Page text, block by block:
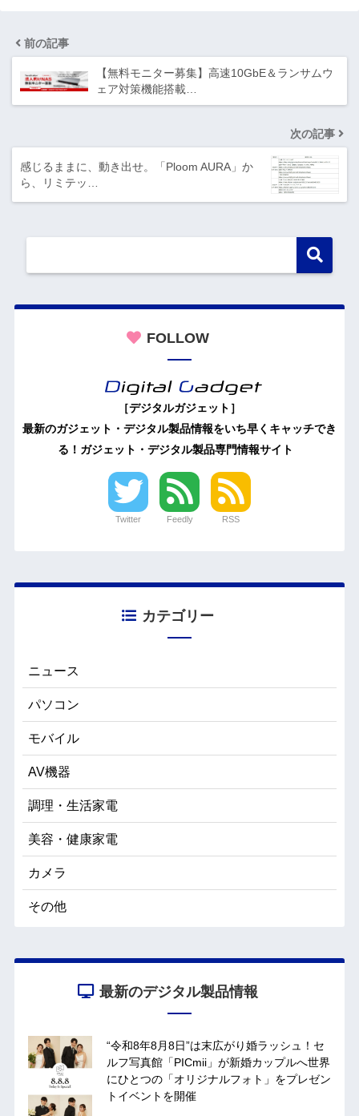
前の記事
【無料モニター募集】高速10GbE＆ランサムウ
ェア対策機能搭載…
次の記事
感じるままに、動き出せ。「Ploom AURA」か
ら、リミテッ…
FOLLOW
［デジタルガジェット］
最新のガジェット・デジタル製品情報をいち早くキャッチでき
る！ガジェット・デジタル製品専門情報サイト
Twitter Feedly RSS
カテゴリー
ニュース
パソコン
モバイル
AV機器
調理・生活家電
美容・健康家電
カメラ
その他
最新のデジタル製品情報
“令和8年8月8日”は末広がり婚ラッシュ！セ
ルフ写真館「PICmii」が新婚カップルへ世界
にひとつの「オリジナルフォト」をプレゼン
トイベントを開催